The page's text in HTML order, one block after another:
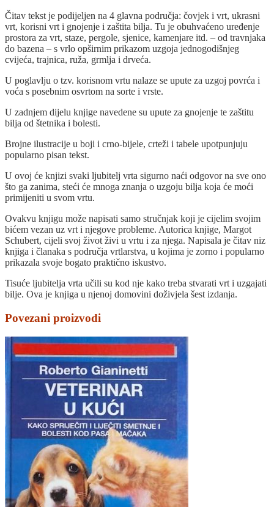
Čitav tekst je podijeljen na 4 glavna područja: čovjek i vrt, ukrasni
vrt, korisni vrt i gnojenje i zaštita bilja. Tu je obuhvaćeno uređenje
prostora za vrt, staze, pergole, sjenice, kamenjare itd. – od travnjaka
do bazena – s vrlo opširnim prikazom uzgoja jednogodišnjeg
cvijeća, trajnica, ruža, grmlja i drveća.
U poglavlju o tzv. korisnom vrtu nalaze se upute za uzgoj povrća i
voća s posebnim osvrtom na sorte i vrste.
U zadnjem dijelu knjige navedene su upute za gnojenje te zaštitu
bilja od štetnika i bolesti.
Brojne ilustracije u boji i crno-bijele, crteži i tabele upotpunjuju
popularno pisan tekst.
U ovoj će knjizi svaki ljubitelj vrta sigurno naći odgovor na sve ono
što ga zanima, steći će mnoga znanja o uzgoju bilja koja će moći
primijeniti u svom vrtu.
Ovakvu knjigu može napisati samo stručnjak koji je cijelim svojim
bićem vezan uz vrt i njegove probleme. Autorica knjige, Margot
Schubert, cijeli svoj život živi u vrtu i za njega. Napisala je čitav niz
knjiga i članaka s područja vrtlarstva, u kojima je zorno i popularno
prikazala svoje bogato praktično iskustvo.
Tisuće ljubitelja vrta učili su kod nje kako treba stvarati vrt i uzgajati
bilje. Ova je knjiga u njenoj domovini doživjela šest izdanja.
Povezani proizvodi